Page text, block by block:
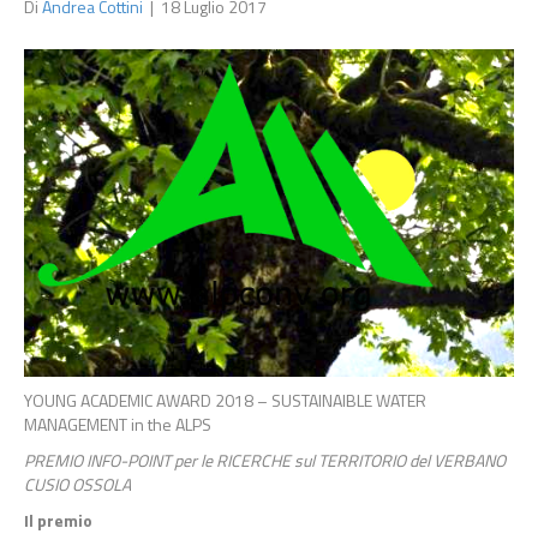
DiAndrea Cottini | 18 Luglio 2017
YOUNG ACADEMIC AWARD 2018 – SUSTAINAIBLE WATER
MANAGEMENT in the ALPS
PREMIO INFO-POINT per le RICERCHE sul TERRITORIO del VERBANO
CUSIO OSSOLA
Il premio